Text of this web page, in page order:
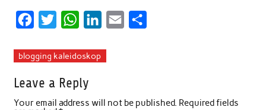
c
b
i
W
a
s
blogging kaleidoskop
Leave a Reply
Your email address will not be published. Required fields